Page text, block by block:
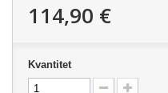
114,90 €
Kvantitet